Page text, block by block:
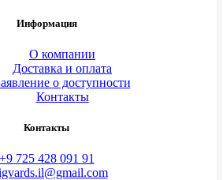
Информация
О компании
Доставка и оплата
о доступности
Контакты
Контакты
+9 725 428 091 91